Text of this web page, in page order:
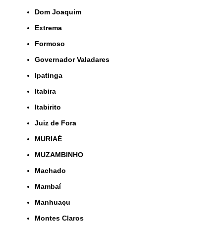
Dom Joaquim
Extrema
Formoso
Governador Valadares
Ipatinga
Itabira
Itabirito
Juiz de Fora
MURIAÉ
MUZAMBINHO
Machado
Mambaí
Manhuaçu
Montes Claros